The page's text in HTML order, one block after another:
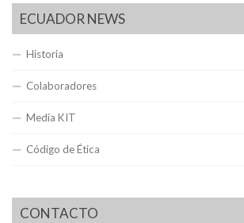
ECUADOR NEWS
Historia
Colaboradores
Media KIT
Código de Ética
CONTACTO